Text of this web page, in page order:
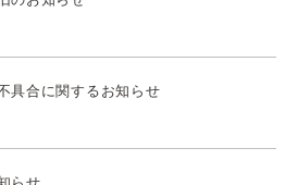
具合に関するお知らせ